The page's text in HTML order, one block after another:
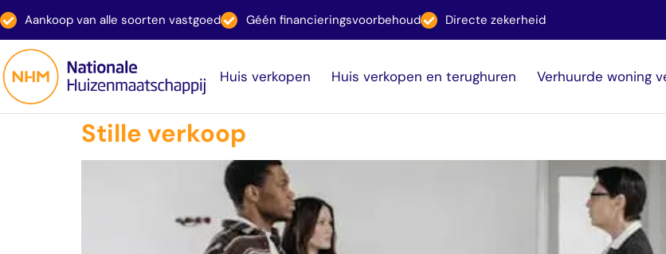
Aankoop van alle soorten vastgoed Géén financieringsvoorbehoud Directe zekerheid
Huis verkopen Huis verkopen en terughuren Verhuurde woning
Stille verkoop